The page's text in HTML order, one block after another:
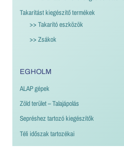
Takarítást kiegészítő termékek
>> Takarító eszközök
>> Zsákok
EGHOLM
ALAP gépek
Zöld terület – Talajápolás
Sepréshez tartozó kiegészítők
Téli időszak tartozékai